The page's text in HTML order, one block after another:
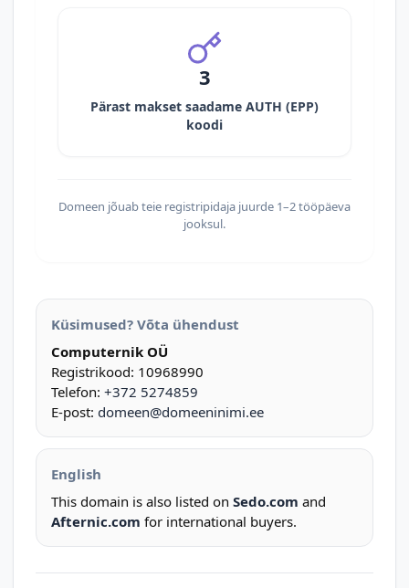
3
Pärast makset saadame AUTH (EPP)
koodi
Domeen jõuab teie registripidaja juurde 1–2 tööpäeva
jooksul.
Küsimused? Võta ühendust
Computernik OÜ
Registrikood: 10968990
Telefon: +372 5274859
E-post: domeen@domeeninimi.ee
English
This domain is also listed on Sedo.com and
Afternic.com for international buyers.